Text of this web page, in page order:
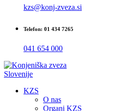
kzs@konj-zveza.si
Telefon: 01 434 7265
041 654 000
KZS
O nas
Organi KZS